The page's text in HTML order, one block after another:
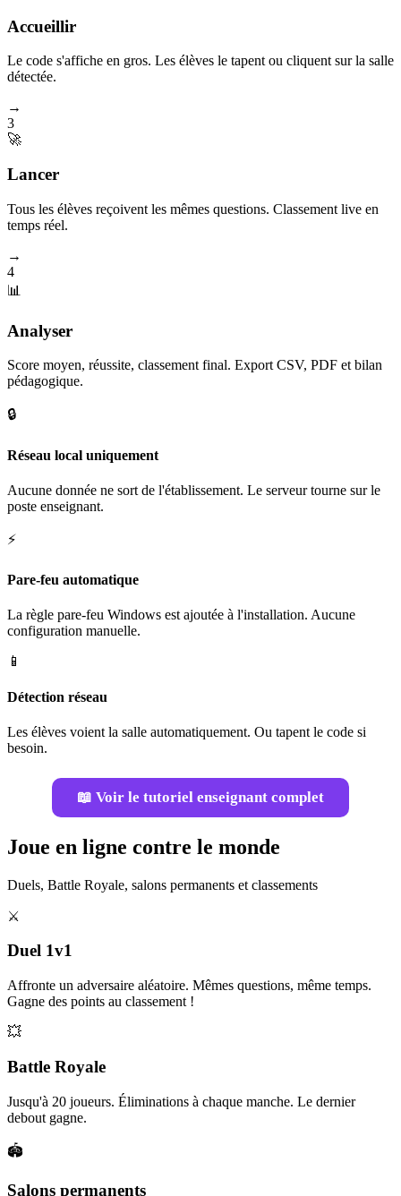
Accueillir
Le code s'affiche en gros. Les élèves le tapent ou cliquent sur la salle
détectée.
→
3
🚀
Lancer
Tous les élèves reçoivent les mêmes questions. Classement live en
temps réel.
→
4
📊
Analyser
Score moyen, réussite, classement final. Export CSV, PDF et bilan
pédagogique.
🔒
Réseau local uniquement
Aucune donnée ne sort de l'établissement. Le serveur tourne sur le
poste enseignant.
⚡
Pare-feu automatique
La règle pare-feu Windows est ajoutée à l'installation. Aucune
configuration manuelle.
📱
Détection réseau
Les élèves voient la salle automatiquement. Ou tapent le code si
besoin.
📖 Voir le tutoriel enseignant complet
Joue en ligne contre le monde
Duels, Battle Royale, salons permanents et classements
⚔️
Duel 1v1
Affronte un adversaire aléatoire. Mêmes questions, même temps.
Gagne des points au classement !
💥
Battle Royale
Jusqu'à 20 joueurs. Éliminations à chaque manche. Le dernier
debout gagne.
🏟️
Salons permanents